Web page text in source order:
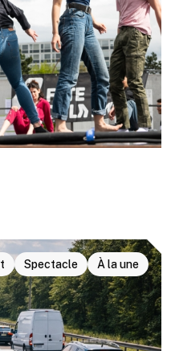
Spectacle À la une